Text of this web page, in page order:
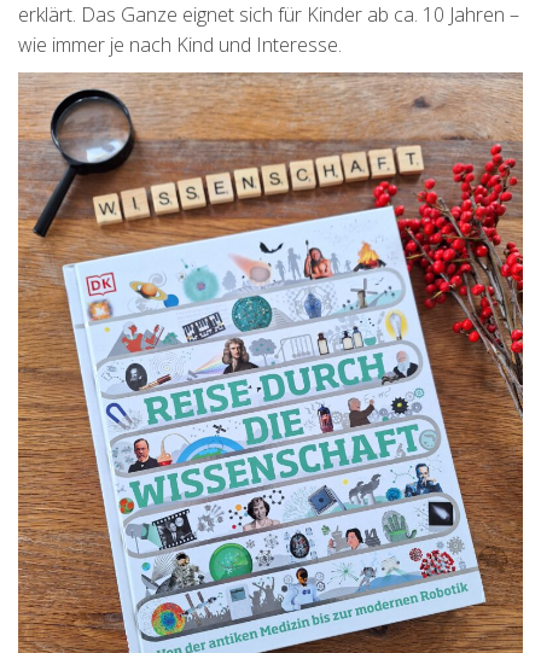
erklärt. Das Ganze eignet sich für Kinder ab ca. 10 Jahren –
wie immer je nach Kind und Interesse.